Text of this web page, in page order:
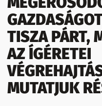
TISZA PÁRT,
AZ ÍGÉRETEI
MUTATJUK